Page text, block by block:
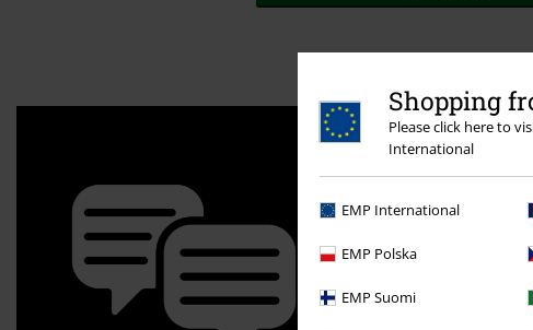
Shopping
Please click here to
International
EMP International
EMP Polska
EMP Suomi